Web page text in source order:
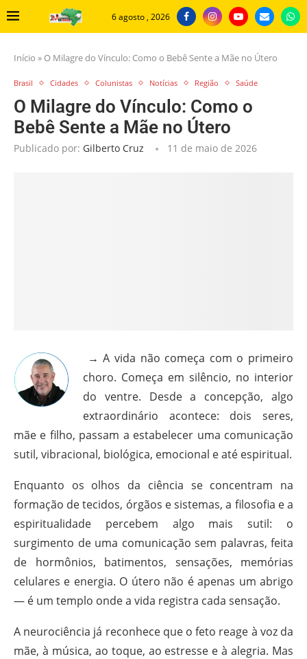
6 agosto , 2026
Início » O Milagre do Vínculo: Como o Bebê Sente a Mãe no Útero
Brasil Cidades Colunistas Notícias Região Saúde
O Milagre do Vínculo: Como o
Bebê Sente a Mãe no Útero
Publicado por: Gilberto Cruz 11 de maio de 2026
→ A vida não começa com o primeiro
choro. Começa em silêncio, no interior
do ventre. Desde a concepção, algo
extraordinário acontece: dois seres,
mãe e filho, passam a estabelecer uma comunicação
sutil, vibracional, biológica, emocional e até espiritual.
Enquanto os olhos da ciência se concentram na
formação de tecidos, órgãos e sistemas, a filosofia e a
espiritualidade percebem algo mais sutil: o
surgimento de uma comunicação sem palavras, feita
de hormônios, batimentos, sensações, memórias
celulares e energia. O útero não é apenas um abrigo
— é um templo onde a vida registra cada sensação.
A neurociência já reconhece que o feto reage à voz da
mãe, à música, ao toque, ao estresse e à alegria. Mas